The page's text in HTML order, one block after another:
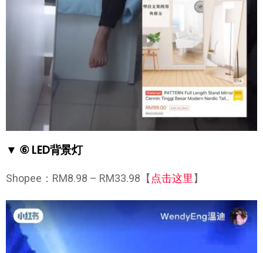
▼ ⑥ LED背景灯
Shopee：RM8.98 – RM33.98【点击这里】